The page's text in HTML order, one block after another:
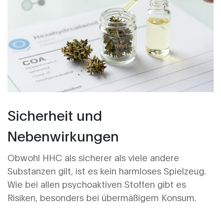
Sicherheit und
Nebenwirkungen
Obwohl HHC als sicherer als viele andere
Substanzen gilt, ist es kein harmloses Spielzeug.
Wie bei allen psychoaktiven Stoffen gibt es
Risiken, besonders bei übermäßigem Konsum.